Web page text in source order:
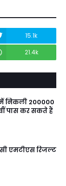
15.1k
21.4k
निकली 200000
पास कर सकते हैं
एमटीएस रिजल्ट